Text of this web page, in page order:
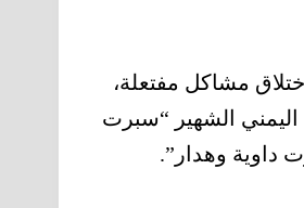
مشاكل مفتعلة،
اليمني الشهير “سبرت
داوية وهدار”.